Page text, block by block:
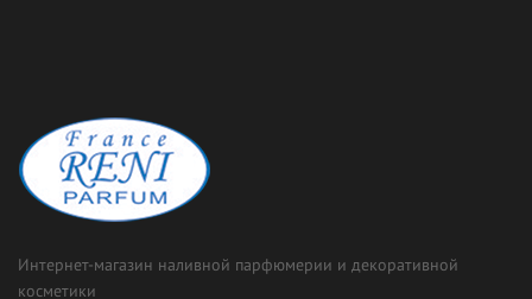
Интернет-магазин наливной парфюмерии и декоративной
косметики